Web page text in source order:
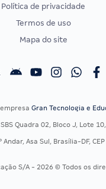
EXAME DE
Calendário OAB
Política de privacidade
Termos de uso
Mapa do site
Gran Tecnologia e
Quadra 02, Bloco J, Lote
Andar, Asa Sul, Brasília-DF,
S/A - 2026 © Todos os